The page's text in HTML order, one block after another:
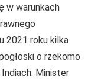
w warunkach
2021 roku kilka
o rzekomo
Minister